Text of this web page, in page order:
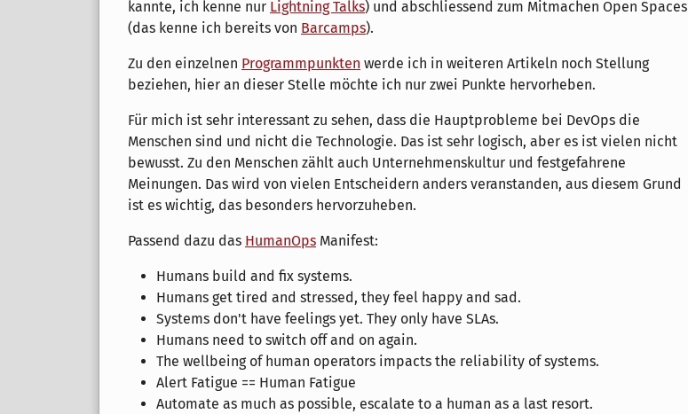
kannte, ich kenne nur Lightning Talks) und abschliessend zum Mitmachen Open Spaces
(das kenne ich bereits von Barcamps).
Zu den einzelnen Programmpunkten werde ich in weiteren Artikeln noch Stellung
beziehen, hier an dieser Stelle möchte ich nur zwei Punkte hervorheben.
Für mich ist sehr interessant zu sehen, dass die Hauptprobleme bei DevOps die
Menschen sind und nicht die Technologie. Das ist sehr logisch, aber es ist vielen nicht
bewusst. Zu den Menschen zählt auch Unternehmenskultur und festgefahrene
Meinungen. Das wird von vielen Entscheidern anders veranstanden, aus diesem Grund
ist es wichtig, das besonders hervorzuheben.
Passend dazu das HumanOps Manifest:
Humans build and fix systems.
Humans get tired and stressed, they feel happy and sad.
Systems don't have feelings yet. They only have SLAs.
Humans need to switch off and on again.
The wellbeing of human operators impacts the reliability of systems.
Alert Fatigue == Human Fatigue
Automate as much as possible, escalate to a human as a last resort.